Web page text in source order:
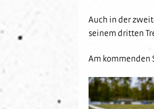
Auch in der
seinem dritten
Am kommenden